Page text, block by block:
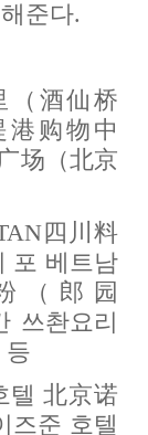
준다.
（酒仙桥
港购物中
场（北京
四川料
포 베트남
（郎园
쓰촨요리
등
텔 北京诺
즈준 호텔